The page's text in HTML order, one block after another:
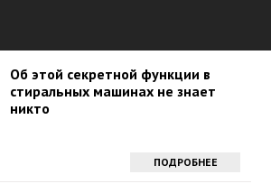
Об этой секретной функции в
стиральных машинах не знает
никто
ПОДРОБНЕЕ